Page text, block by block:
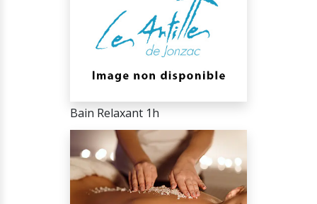
Bain Relaxant 1h